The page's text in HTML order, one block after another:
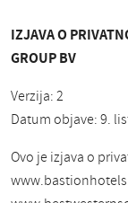
IZJAVA O
GROUP BV
Verzija: 2
Datum objave: 9.
Ovo je izjava o